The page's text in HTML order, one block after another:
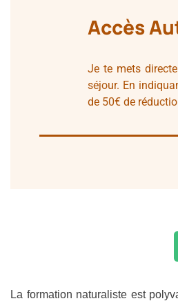
Accès
Je te mets
séjour. En
de 50€ de
La formation naturaliste est